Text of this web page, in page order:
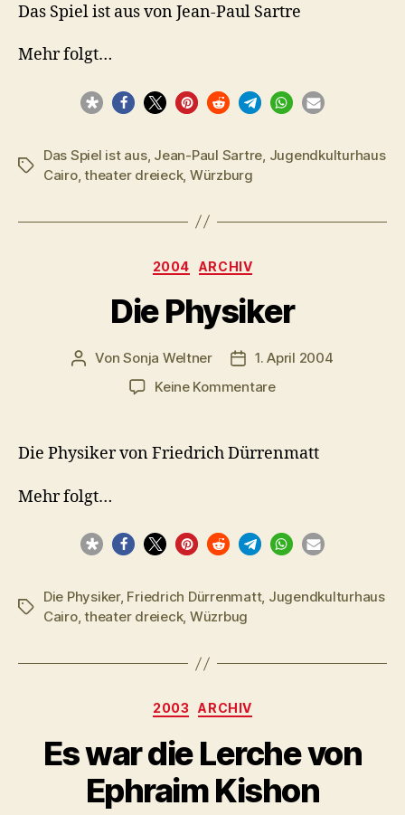
Das Spiel ist aus von Jean-Paul Sartre
Mehr folgt…
Schlagwörter
Das Spiel ist aus, Jean-Paul Sartre Jugendkulturhaus
Cairo,theater dreieck, Würzburg
Kategorien
2004 ARCHIV
Die Physiker
Beitragsautor
VonSonja Weltner Veröffentlichungsdatum
1. April 2004
Keine Kommentarezu
Die Physiker von Friedrich Dürrenmatt
Mehr folgt…
Schlagwörter
Die Physiker, Friedrich Dürrenmatt, Jugendkulturhaus
Cairo,theater dreieck, Wüzrbug
Kategorien
2003 ARCHIV
Es war die Lerche von
Ephraim Kishon